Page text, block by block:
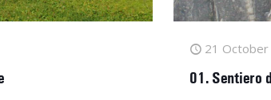
21
01. Sentiero